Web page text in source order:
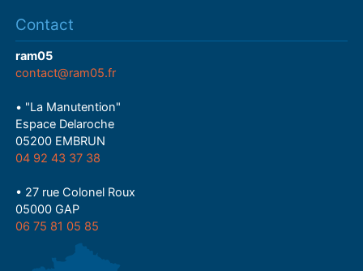
Contact
ram05
contact@ram05.fr
• "La Manutention"
Espace Delaroche
05200 EMBRUN
04 92 43 37 38
• 27 rue Colonel Roux
05000 GAP
06 75 81 05 85